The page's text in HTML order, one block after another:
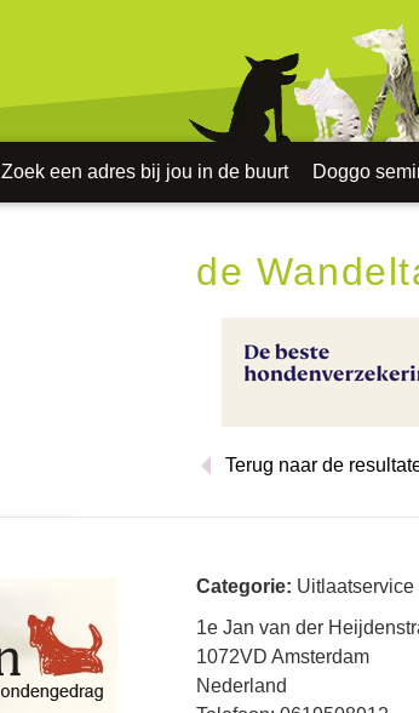
Zoek een adres bij jou in de buurt Doggo
de
Terug naar de
Categorie: Uitlaatservice
1e Jan van der
1072VD Amsterdam
Nederland